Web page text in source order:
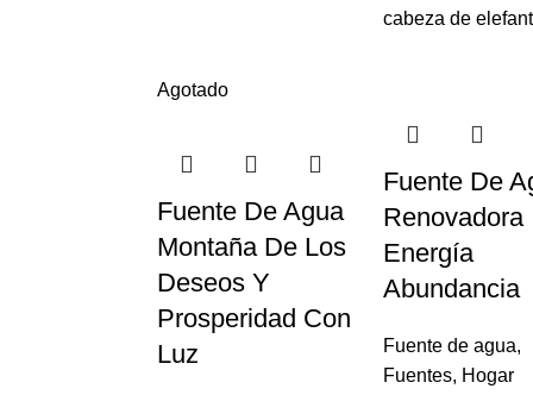
cabeza de
Agotado
Fuente De Agua
Montaña De Los
Deseos Y
Prosperidad Con
Luz
Fuente De
Renovadora
Energía
Abundancia
Fuente de agua,
Fuentes, Hogar